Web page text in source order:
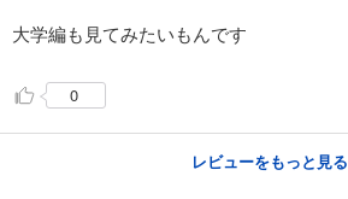
あらすじを表示する
大学編も見てみたいもんです
0
レビューをもっと見る